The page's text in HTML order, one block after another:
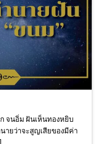
จนอิ่ม ฝันเห็นทองหยิบ
ายว่าจะสูญเสียของมีค่า